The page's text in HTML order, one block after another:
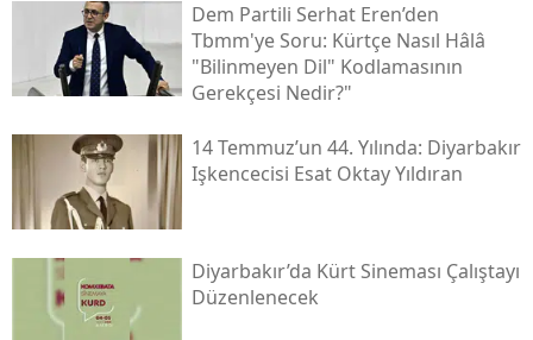
Dem Partili Serhat Eren’den
Tbmm'ye Soru: Kürtçe Nasıl Hâlâ
"bilinmeyen Dil" Kodlamasının
Gerekçesi Nedir?"
14 Temmuz’un 44. Yılında: Diyarbakır
Işkencecisi Esat Oktay Yıldıran
Diyarbakır’da Kürt Sineması Çalıştayı
Düzenlenecek